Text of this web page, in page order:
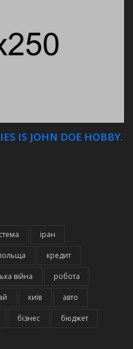
IS JOHN DOE HOBBY.
іран
кредит
війна робота
київ авто
бізнес бюджет